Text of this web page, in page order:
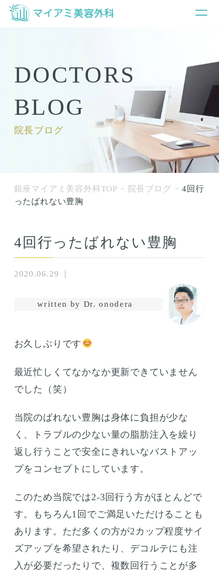
DOCTORS
BLOG
院長ブログ
銀座マイアミ美容外科TOP 院長ブログ
4回行
ったばれない豊胸
4回行ったばれない豊胸
2020.06.29
written by Dr. onodera
お久しぶりです
最近忙しくてなかなか更新できていません
でした（笑）
当院のばれない豊胸は身体に負担が少な
く、トラブルの少ない量の脂肪注入を繰り
返し行うことで安全にきれいなバストアッ
プをコンセプトにしています。
このため当院では2-3回行う方がほとんどで
す。もちろん1回でご満足いただけることも
あります。ただ多くの方が2カップ程度サイ
ズアップを希望されたり、デコルテにも注
入が必要だったりで、複数回行うことが多